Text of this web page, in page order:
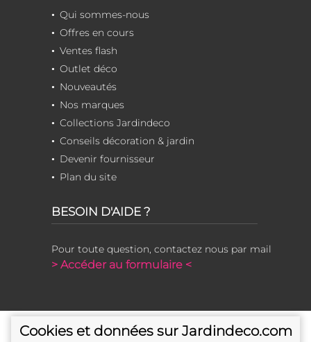
Qui sommes-nous
Offres en cours
Ventes flash
Outlet déco
Nouveautés
Nos marques
Collections Jardindeco
Conseils décoration & jardin
Devenir fournisseur
Plan du site
BESOIN D'AIDE ?
Pour toute question, contactez nous par mail
> Accéder au formulaire <
Cookies et données sur Jardindeco.com